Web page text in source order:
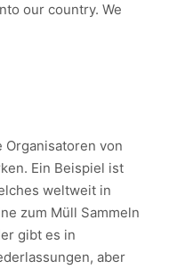
our country. We
Organisatoren von
Ein Beispiel ist
weltweit in
zum Müll Sammeln
gibt es in
aber